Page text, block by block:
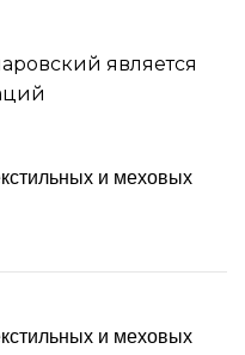
является
и меховых
и меховых
рисков
CRM